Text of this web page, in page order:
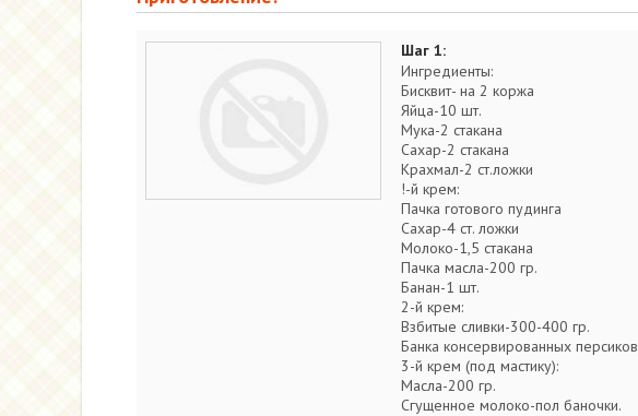
Шаг 1:
Ингредиенты:
Бисквит- на 2 коржа
Яйца-10 шт.
Мука-2 стакана
Сахар-2 стакана
Крахмал-2 ст.ложки
!-й крем:
Пачка готового пудинга
Сахар-4 ст. ложки
Молоко-1,5 стакана
Пачка масла-200 гр.
Банан-1 шт.
2-й крем:
Взбитые сливки-300-400 гр.
Банка консервированных персиков
3-й крем (под мастику):
Масла-200 гр.
Сгущенное молоко-пол баночки.